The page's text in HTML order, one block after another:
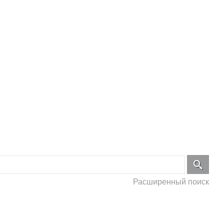
Расширенный поиск